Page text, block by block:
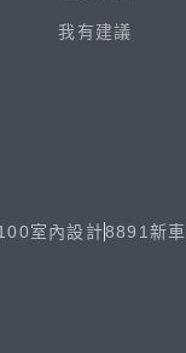
我有建議
室內設計8891新車